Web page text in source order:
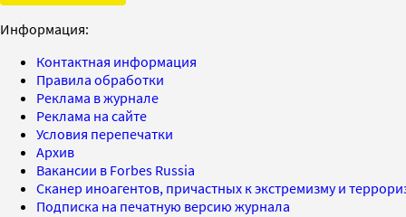
Информация:
Контактная информация
Правила обработки
Реклама в журнале
Реклама на сайте
Условия перепечатки
Архив
Вакансии в Forbes Russia
Сканер иноагентов, причастных к экстремизму и
Подписка на печатную версию журнала